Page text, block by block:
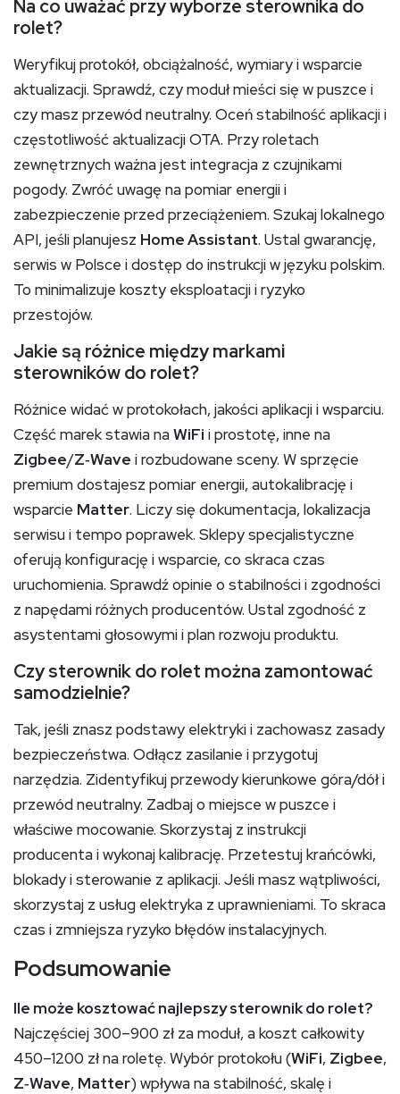
Na co uważać przy wyborze sterownika do
rolet?
Weryfikuj protokół, obciążalność, wymiary i wsparcie
aktualizacji. Sprawdź, czy moduł mieści się w puszce i
czy masz przewód neutralny. Oceń stabilność aplikacji i
częstotliwość aktualizacji OTA. Przy roletach
zewnętrznych ważna jest integracja z czujnikami
pogody. Zwróć uwagę na pomiar energii i
zabezpieczenie przed przeciążeniem. Szukaj lokalnego
API, jeśli planujesz Home Assistant. Ustal gwarancję,
serwis w Polsce i dostęp do instrukcji w języku polskim.
To minimalizuje koszty eksploatacji i ryzyko
przestojów.
Jakie są różnice między markami
sterowników do rolet?
Różnice widać w protokołach, jakości aplikacji i wsparciu.
Część marek stawia naWiFi i prostotę, inne na
Zigbee/Z‑Wave i rozbudowane sceny. W sprzęcie
premium dostajesz pomiar energii, autokalibrację i
wsparcie Matter. Liczy się dokumentacja, lokalizacja
serwisu i tempo poprawek. Sklepy specjalistyczne
oferują konfigurację i wsparcie, co skraca czas
uruchomienia. Sprawdź opinie o stabilności i zgodności
z napędami różnych producentów. Ustal zgodność z
asystentami głosowymi i plan rozwoju produktu.
Czy sterownik do rolet można zamontować
samodzielnie?
Tak, jeśli znasz podstawy elektryki i zachowasz zasady
bezpieczeństwa. Odłącz zasilanie i przygotuj
narzędzia. Zidentyfikuj przewody kierunkowe góra/dół i
przewód neutralny. Zadbaj o miejsce w puszce i
właściwe mocowanie. Skorzystaj z instrukcji
producenta i wykonaj kalibrację. Przetestuj krańcówki,
blokady i sterowanie z aplikacji. Jeśli masz wątpliwości,
skorzystaj z usług elektryka z uprawnieniami. To skraca
czas i zmniejsza ryzyko błędów instalacyjnych.
Podsumowanie
Ile może kosztować najlepszy sterownik do rolet?
Najczęściej 300–900 zł za moduł, a koszt całkowity
450–1200 zł na roletę. Wybór protokołu (WiFi, Zigbee,
Z‑Wave, Matter) wpływa na stabilność, skalę i